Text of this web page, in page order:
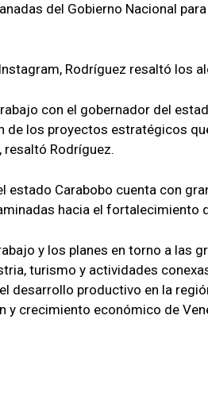
del Gobierno Nacional
Rodríguez resaltó los
con el gobernador del
de los proyectos estratégicos
resaltó Rodríguez.
estado Carabobo cuenta con
hacia el fortalecimiento
y los planes en torno a las
turismo y actividades
desarrollo productivo en la
y crecimiento económico de